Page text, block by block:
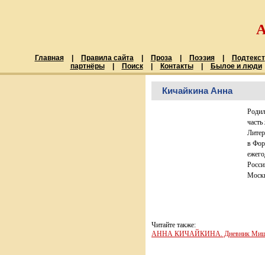
Главная Правила сайта Проза Поэзия
Подтекст
партнёры
Поиск Контакты Былое и люди
Кичайкина Анна
в
Читайте также:
АННА КИЧАЙКИНА. Дневник